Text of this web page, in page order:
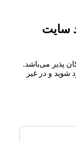
سایت
پذیر می‌باشد.
شوید و در غیر